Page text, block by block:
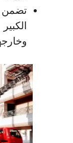
تضمن